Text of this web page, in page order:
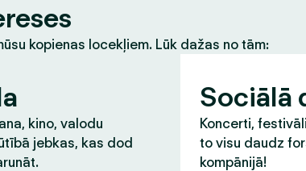
kopienas locekļiem. Lūk dažas no tām:
kino, valodu
jebkas, kas dod
Sociālā
Koncerti,
to visu daudz
kompānijā!